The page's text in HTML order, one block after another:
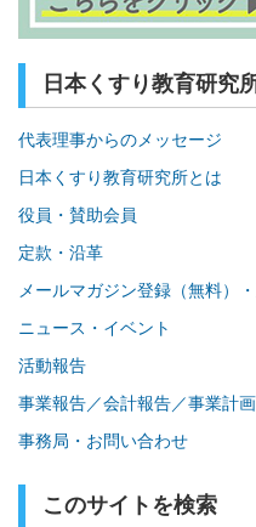
日本くすり教育研究
代表理事からのメッセージ
日本くすり教育研究所とは
役員・賛助会員
定款・沿革
メールマガジン登録（無料）
ニュース・イベント
活動報告
事業報告／会計報告／事業計
事務局・お問い合わせ
このサイトを検索